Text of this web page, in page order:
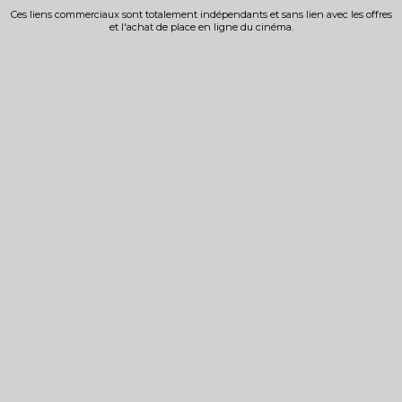
Ces liens commerciaux sont totalement indépendants et sans lien avec les offres
et l'achat de place en ligne du cinéma.